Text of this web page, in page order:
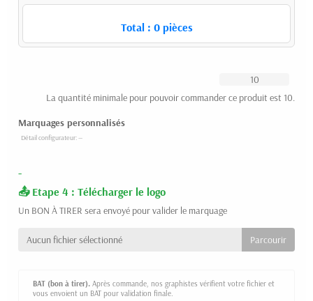
Total : 0pièces
La quantité minimale pour pouvoir commander ce produit est 10.
Marquages personnalisés
-
Etape 4 : Télécharger le logo
Un BON À TIRER sera envoyé pour valider le marquage
Aucun fichier sélectionné
BAT (bon à tirer). Après commande, nos graphistes vérifient votre fichier et
vous envoient un BAT pour validation finale.